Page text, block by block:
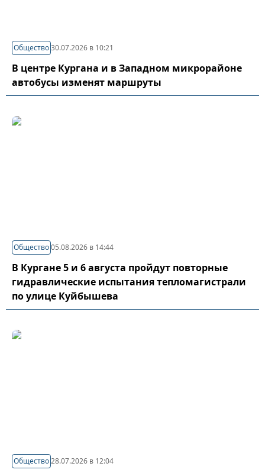
Общество30.07.2026 в 10:21
В центре Кургана и в Западном микрорайоне
автобусы изменят маршруты
Общество05.08.2026 в 14:44
В Кургане 5 и 6 августа пройдут повторные
гидравлические испытания тепломагистрали
по улице Куйбышева
Общество28.07.2026 в 12:04